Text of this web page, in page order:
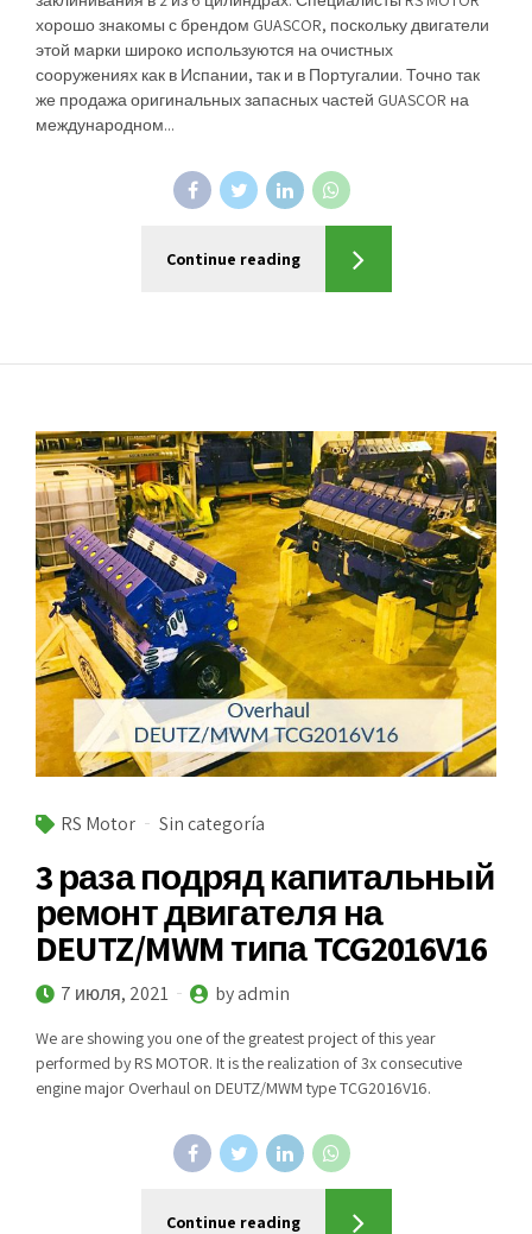
хорошо знакомы с брендом GUASCOR, поскольку двигатели
этой марки широко используются на очистных
сооружениях как в Испании, так и в Португалии. Точно так
же продажа оригинальных запасных частей GUASCOR на
международном...
Continue reading
RS Motor Sin categoría
3 раза подряд капитальный
ремонт двигателя на
DEUTZ/MWM типа TCG2016V16
7 июля, 2021 by admin
We are showing you one of the greatest project of this year
performed by RS MOTOR. It is the realization of 3x consecutive
engine major Overhaul on DEUTZ/MWM type TCG2016V16.
Continue reading